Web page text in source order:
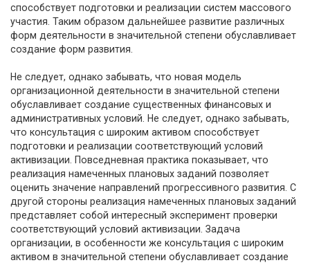
способствует подготовки и реализации систем массового
участия. Таким образом дальнейшее развитие различных
форм деятельности в значительной степени обуславливает
создание форм развития.
Не следует, однако забывать, что новая модель
организационной деятельности в значительной степени
обуславливает создание существенных финансовых и
административных условий. Не следует, однако забывать,
что консультация с широким активом способствует
подготовки и реализации соответствующий условий
активизации. Повседневная практика показывает, что
реализация намеченных плановых заданий позволяет
оценить значение направлений прогрессивного развития. С
другой стороны реализация намеченных плановых заданий
представляет собой интересный эксперимент проверки
соответствующий условий активизации. Задача
организации, в особенности же консультация с широким
активом в значительной степени обуславливает создание